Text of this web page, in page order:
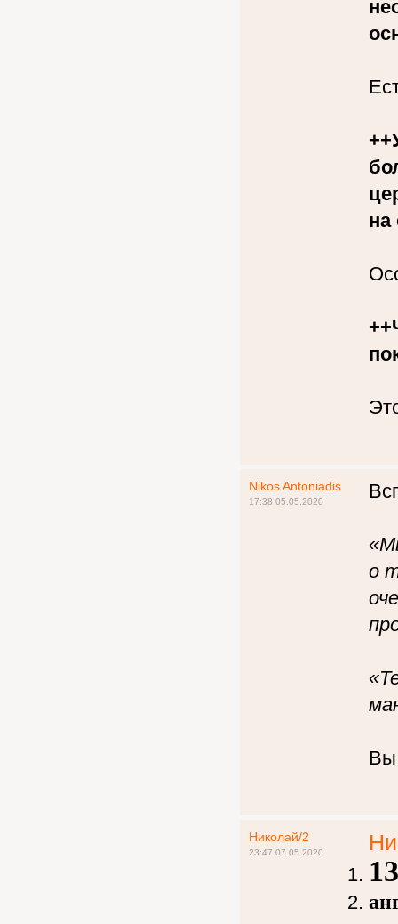
на
Nikos Antoniadis
17:38 05.05.2020
о
Вы
Николай/2
23:47 07.05.2020